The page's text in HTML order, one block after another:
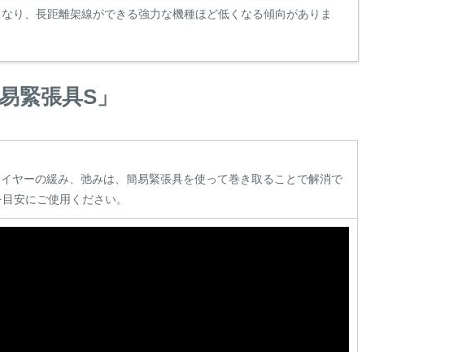
り、長距離架線ができる強力な機種ほど低くなる傾向がありま
緊張具S」
ヤーの緩み、弛みは、簡易緊張具を使って巻き取ることで解消で
安にご使用ください。